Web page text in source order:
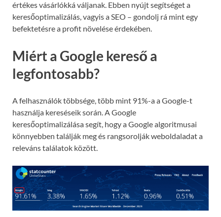
értékes vásárlókká váljanak. Ebben nyújt segítséget a
keresőoptimalizálás, vagyis a SEO – gondolj rá mint egy
befektetésre a profit növelése érdekében.
Miért a Google kereső a
legfontosabb?
A felhasználók többsége, több mint 91%-a a Google-t
használja kereséseik során. A Google
keresőoptimalizálása segít, hogy a Google algoritmusai
könnyebben találják meg és rangsorolják weboldaladat a
releváns találatok között.